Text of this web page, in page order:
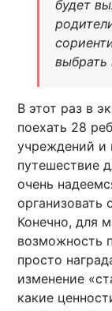
будет
выбрать
В этот раз в
поехать 28
учреждений и
путешествие
очень
Конечно, для
возможность
просто
изменение
какие